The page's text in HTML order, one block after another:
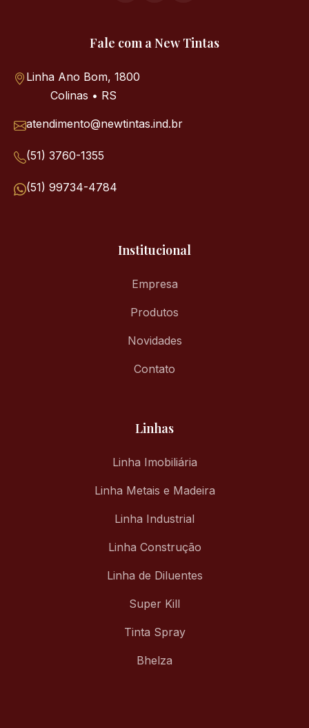
Fale com a New Tintas
Linha Ano Bom, 1800
Colinas • RS
atendimento@newtintas.ind.br
(51) 3760-1355
(51) 99734-4784
Institucional
Empresa
Produtos
Novidades
Contato
Linhas
Linha Imobiliária
Linha Metais e Madeira
Linha Industrial
Linha Construção
Linha de Diluentes
Super Kill
Tinta Spray
Bhelza